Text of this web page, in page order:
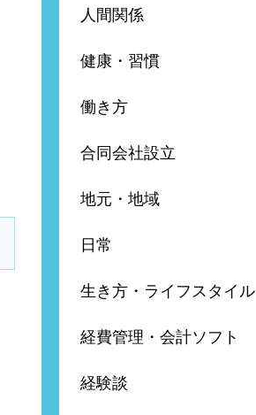
人間関係
健康・習慣
働き方
合同会社設立
地元・地域
日常
生き方・ライフスタイル
経費管理・会計ソフト
経験談